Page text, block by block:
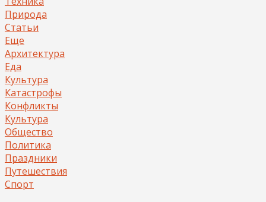
Природа
Статьи
Еще
Архитектура
Еда
Культура
Катастрофы
Конфликты
Культура
Общество
Политика
Праздники
Путешествия
Спорт